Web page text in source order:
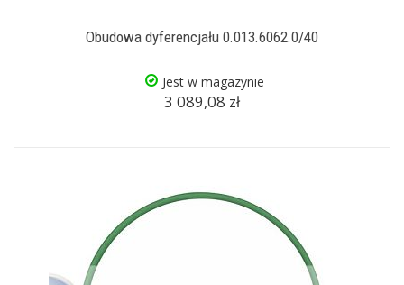
Obudowa dyferencjału 0.013.6062.0/40
Jest w magazynie
3 089,08 zł